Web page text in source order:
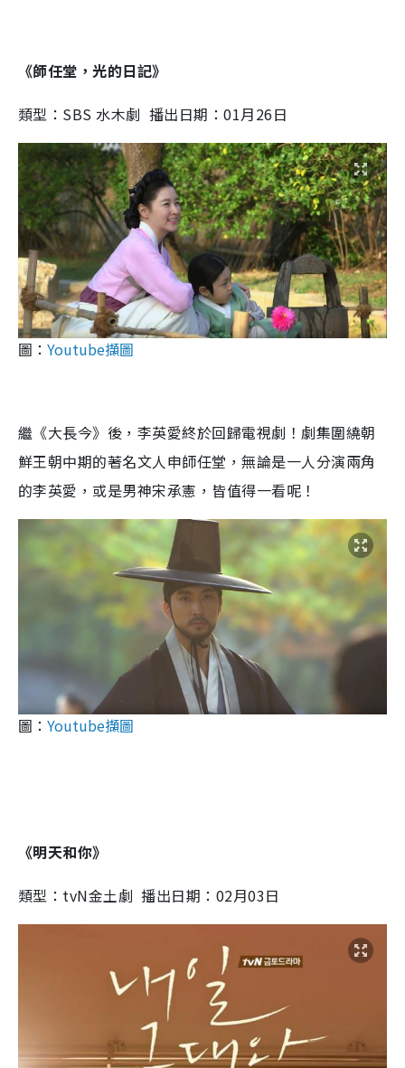
《師任堂，光的日記》
類型：SBS 水木劇 播出日期：01月26日
圖： Youtube擷圖
繼《大長今》後，李英愛終於回歸電視劇！劇集圍繞朝
鮮王朝中期的著名文人申師任堂，無論是一人分演兩角
的李英愛，或是男神宋承憲，皆值得一看呢！
圖： Youtube擷圖
《明天和你》
類型：tvN金土劇 播出日期：02月03日